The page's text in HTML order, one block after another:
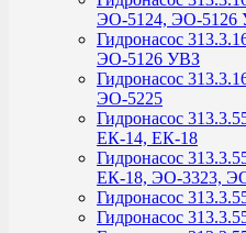
ЭО-5124, ЭО-5126
Гидронасос
ЭО-5126 УВЗ
Гидронасос
ЭО-5225
Гидронасос
ЕК-14, ЕК-18
Гидронасос
ЕК-18, ЭО-3323,
Гидронасос
Гидронасос